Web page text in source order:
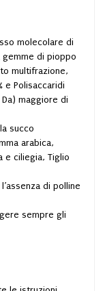
molecolare di
di pioppo
multifrazione,
e Polisaccaridi
maggiore di
succo
arabica,
e ciliegia, Tiglio
di polline
sempre gli